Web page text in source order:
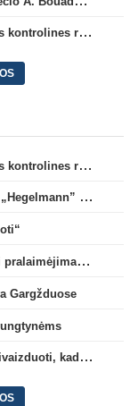
Vaikinų U15 rinktinė Taline sužaidė pirmąsias kontrolines rungtynes
Vaikinų U15 rinktinė Taline sužaidė pirmąsias kontrolines rungtynes
Kristupas–Algirdas Padegimas sugrįžta į FC „Hegelmann” B sudėtį
Lietuvos klubų pasirodymai Europoje: patirti pralaimėjimai Kroatijos atstovams
Gargžduose
M. Capanas: „Prieš pusmetį negalėjau net įsivaizduoti, kad žaisime prieš „Hajduk“